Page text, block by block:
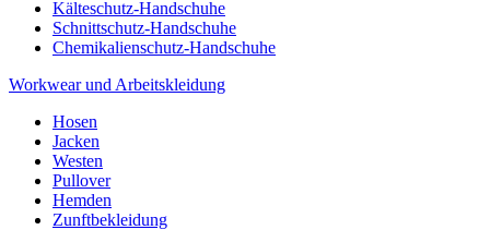
Kälteschutz-Handschuhe
Schnittschutz-Handschuhe
Chemikalienschutz-Handschuhe
Workwear und Arbeitskleidung
Hosen
Jacken
Westen
Pullover
Hemden
Zunftbekleidung